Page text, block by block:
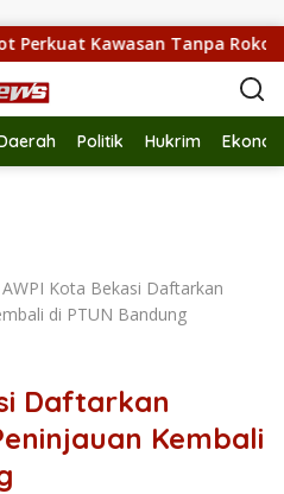
Kawasan Tanpa Rokok
Politik Hukrim
AWPI Kota Bekasi Daftarkan
di PTUN Bandung
Daftarkan
Kembali